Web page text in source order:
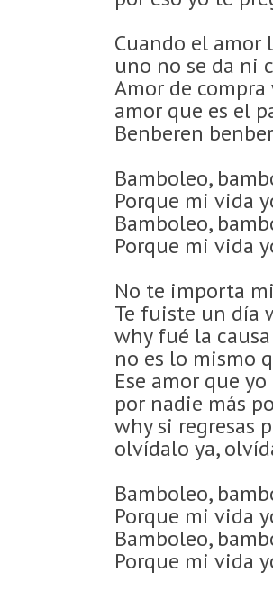
Cuando el amor
uno no se da ni
Amor de
amor que es el
Benberen
Bamboleo,
Porque mi vida
Bamboleo,
Porque mi vida
No te importa
Te fuiste un día
why fué la
no es lo mismo
Ese amor que
por nadie más
why si regresas
olvídalo ya,
Bamboleo,
Porque mi vida
Bamboleo,
Porque mi vida